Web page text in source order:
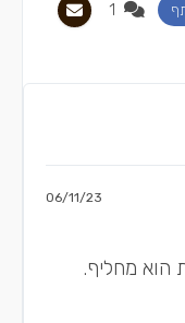
06/11/23
מחליף.